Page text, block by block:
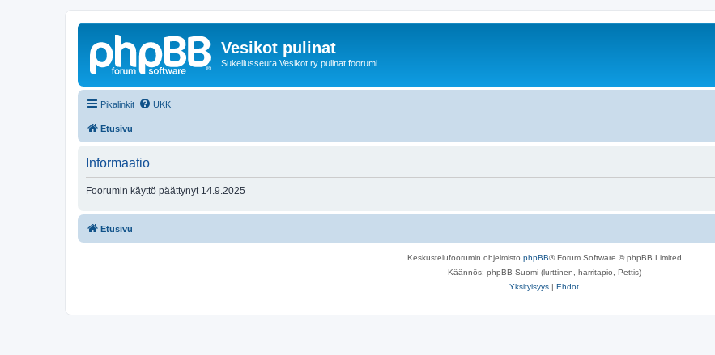
Vesikot pulinat
Sukellusseura Vesikot ry pulinat foorumi
Pikalinkit UKK
Etusivu
Informaatio
Foorumin käyttö päättynyt 14.9.2025
Etusivu
Keskustelufoorumin ohjelmisto phpBB® Forum Software © phpBB Limited
Käännös: phpBB Suomi (lurttinen, harritapio, Pettis)
Yksityisyys | Ehdot